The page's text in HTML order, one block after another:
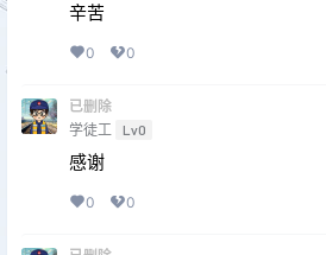
辛苦
0 0
已删除
学徒工 Lv0
感谢
0 0